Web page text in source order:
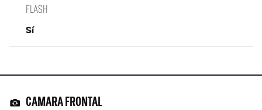
FLASH
Sí
CAMARA FRONTAL